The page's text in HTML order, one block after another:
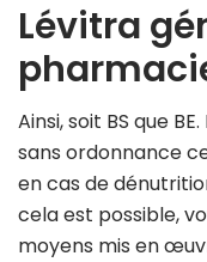
Lévitra
Ainsi, soit BS que
sans ordonnance
en cas de
cela est possible,
moyens mis en